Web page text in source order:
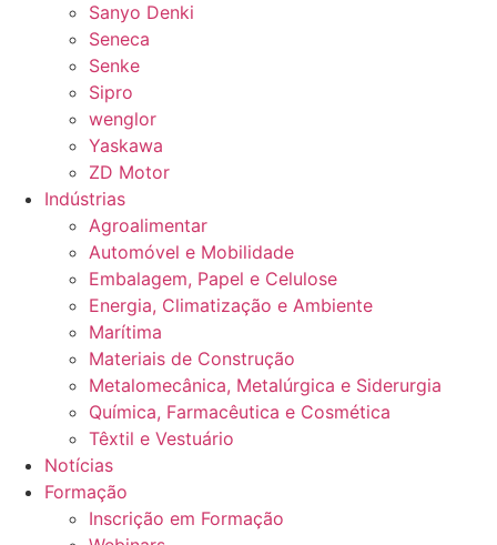
Sanyo Denki
Seneca
Senke
Sipro
wenglor
Yaskawa
ZD Motor
Indústrias
Agroalimentar
Automóvel e Mobilidade
Embalagem, Papel e Celulose
Energia, Climatização e Ambiente
Marítima
Materiais de Construção
Metalomecânica, Metalúrgica e Siderurgia
Química, Farmacêutica e Cosmética
Têxtil e Vestuário
Notícias
Formação
Inscrição em Formação